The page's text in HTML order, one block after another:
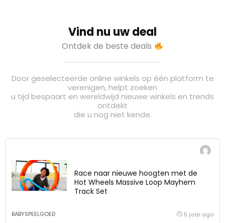
Vind nu uw deal
Ontdek de beste deals
Door geselecteerde online winkels op één platform te
verenigen, helpt zoeken
u tijd bespaart en wereldwijd nieuwe winkels en trends
ontdekt
die u nog niet kende.
Race naar nieuwe hoogten met de
Hot Wheels Massive Loop Mayhem
Track Set
BABYSPEELGOED 5 jaar ago